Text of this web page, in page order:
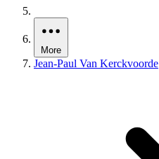
More
Jean-Paul Van Kerckvoorde